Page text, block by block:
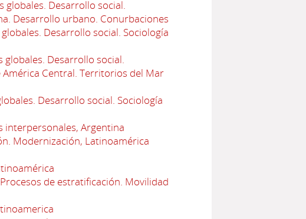
globales. Desarrollo social.
Desarrollo urbano. Conurbaciones
Desarrollo social. Sociología
Desarrollo social.
Central. Territorios del Mar
Desarrollo social. Sociología
interpersonales, Argentina
Modernización, Latinoamérica
de estratificación. Movilidad